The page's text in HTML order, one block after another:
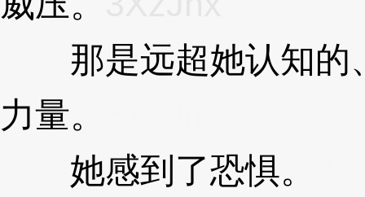
那是远超她认知的
力量。
她感到了恐惧。